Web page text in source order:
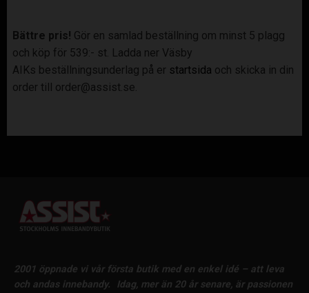
Bättre pris! Gör en samlad beställning om minst 5 plagg
och köp för 539:- st. Ladda ner Väsby
AIKs beställningsunderlag på er startsida och skicka in din
order till order@assist.se.
2001 öppnade vi vår första butik med en enkel idé – att leva
och andas innebandy.
Idag, mer än 20 år senare, är passionen